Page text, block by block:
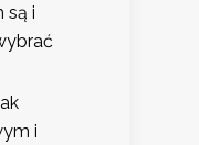
są i
i